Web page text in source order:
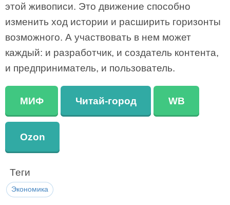
этой живописи. Это движение способно
изменить ход истории и расширить горизонты
возможного. А участвовать в нем может
каждый: и разработчик, и создатель контента,
и предприниматель, и пользователь.
МИФ Читай-город WB
Ozon
Теги
Экономика